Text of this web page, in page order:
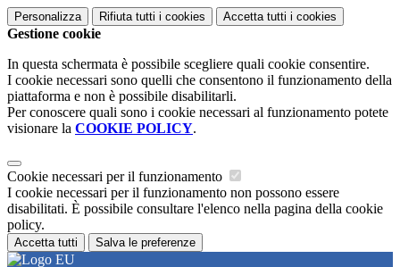
Personalizza Rifiuta tutti i cookies Accetta tutti i cookies
Gestione cookie
In questa schermata è possibile scegliere quali cookie consentire.
I cookie necessari sono quelli che consentono il funzionamento della
piattaforma e non è possibile disabilitarli.
Per conoscere quali sono i cookie necessari al funzionamento potete
visionare la COOKIE POLICY.
Cookie necessari per il funzionamento
I cookie necessari per il funzionamento non possono essere
disabilitati. È possibile consultare l'elenco nella pagina della cookie
policy.
Accetta tutti Salva le preferenze